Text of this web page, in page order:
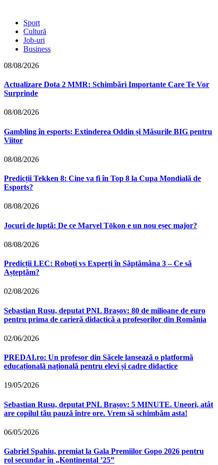
Sport
Cultură
Job-uri
Business
08/08/2026
Actualizare Dota 2 MMR: Schimbări Importante Care Te Vor
Surprinde
08/08/2026
Gambling în esports: Extinderea Oddin și Măsurile BIG pentru
Viitor
08/08/2026
Predicții Tekken 8: Cine va fi în Top 8 la Cupa Mondială de
Esports?
08/08/2026
Jocuri de luptă: De ce Marvel Tōkon e un nou eșec major?
08/08/2026
Predicții LEC: Roboți vs Experți în Săptămâna 3 – Ce să
Așteptăm?
02/08/2026
Sebastian Rusu, deputat PNL Brașov: 80 de milioane de euro
pentru prima de carieră didactică a profesorilor din România
02/06/2026
PREDAI.ro: Un profesor din Săcele lansează o platformă
educațională națională pentru elevi și cadre didactice
19/05/2026
Sebastian Rusu, deputat PNL Brașov: 5 MINUTE. Uneori, atât
are copilul tău pauză între ore. Vrem să schimbăm asta!
06/05/2026
Gabriel Spahiu, premiat la Gala Premiilor Gopo 2026 pentru
rol secundar în „Kontinental ’25”